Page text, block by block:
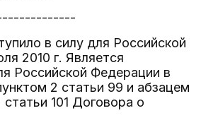
в силу для Российской
2010 г. Является
Российской Федерации в
2 статьи 99 и абзацем
101 Договора о